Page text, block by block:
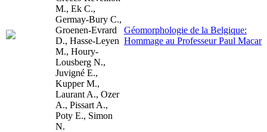
M., Ek C.,
Germay-Bury C.,
Groenen-Evrard
D., Hasse-Leyen
M., Houry-
Lousberg N.,
Juvigné E.,
Kupper M.,
Laurant A., Ozer
A., Pissart A.,
Poty E., Simon
N.
Géomorphologie de la Belgique:
Hommage au Professeur Paul Macar